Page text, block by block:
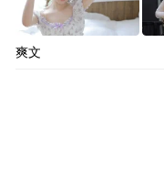
爽文